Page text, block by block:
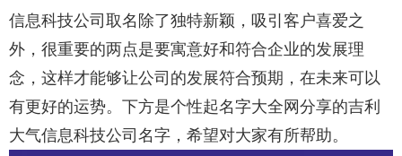
信息科技公司取名除了独特新颖，吸引客户喜爱之
外，很重要的两点是要寓意好和符合企业的发展理
念，这样才能够让公司的发展符合预期，在未来可以
有更好的运势。下方是个性起名字大全网分享的吉利
大气信息科技公司名字，希望对大家有所帮助。